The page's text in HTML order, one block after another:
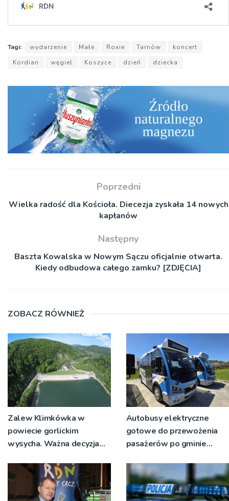
Tagi: wydarzenie Małe Roxie Tarnów
koncert
Kordian
węgiel Koszyce dzień dziecka
Poprzedni
Wielka radość dla Kościoła. Diecezja zyskała 14 nowych
kapłanów
Następny
Baszta Kowalska w Nowym Sączu oficjalnie otwarta.
Kiedy odbudowa całego zamku? [ZDJĘCIA]
ZOBACZ RÓWNIEŻ
Zalew Klimkówka w
powiecie gorlickim
wysycha. Ważna decyzja
Autobusy elektryczne
gotowe do przewożenia
pasażerów po gminie